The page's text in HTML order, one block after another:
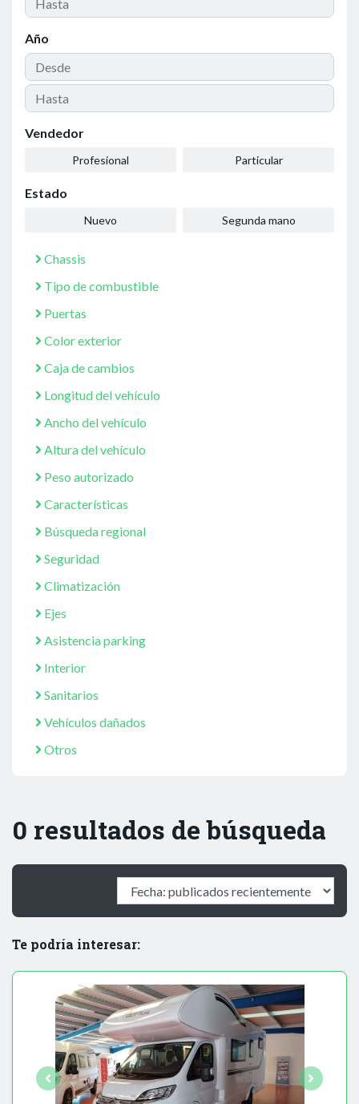
Año
Vendedor
Profesional Particular
Estado
Nuevo Segunda mano
Chassis
Tipo de combustible
Puertas
Color exterior
Caja de cambios
Longitud del vehículo
Ancho del vehículo
Altura del vehículo
Peso autorizado
Características
Búsqueda regional
Seguridad
Climatización
Ejes
Asistencia parking
Interior
Sanitarios
Vehículos dañados
Otros
0 resultados de búsqueda
Te podría interesar: